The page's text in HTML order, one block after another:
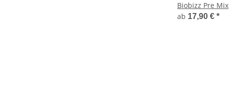
Biobizz Pre Mix
ab 17,90 € *